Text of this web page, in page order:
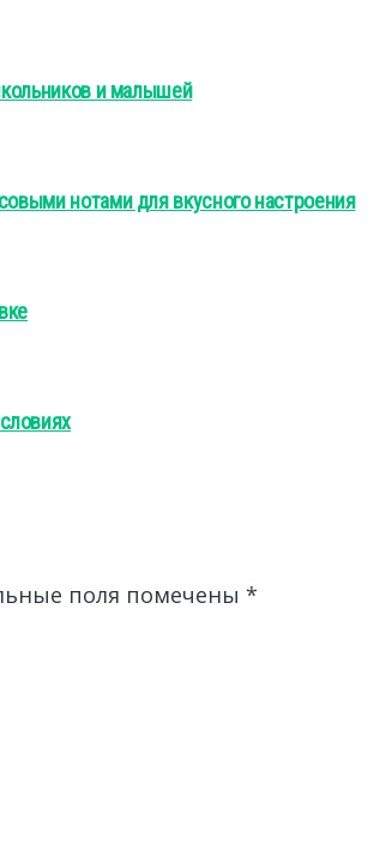
и малышей
нотами для вкусного настроения
поля помечены *